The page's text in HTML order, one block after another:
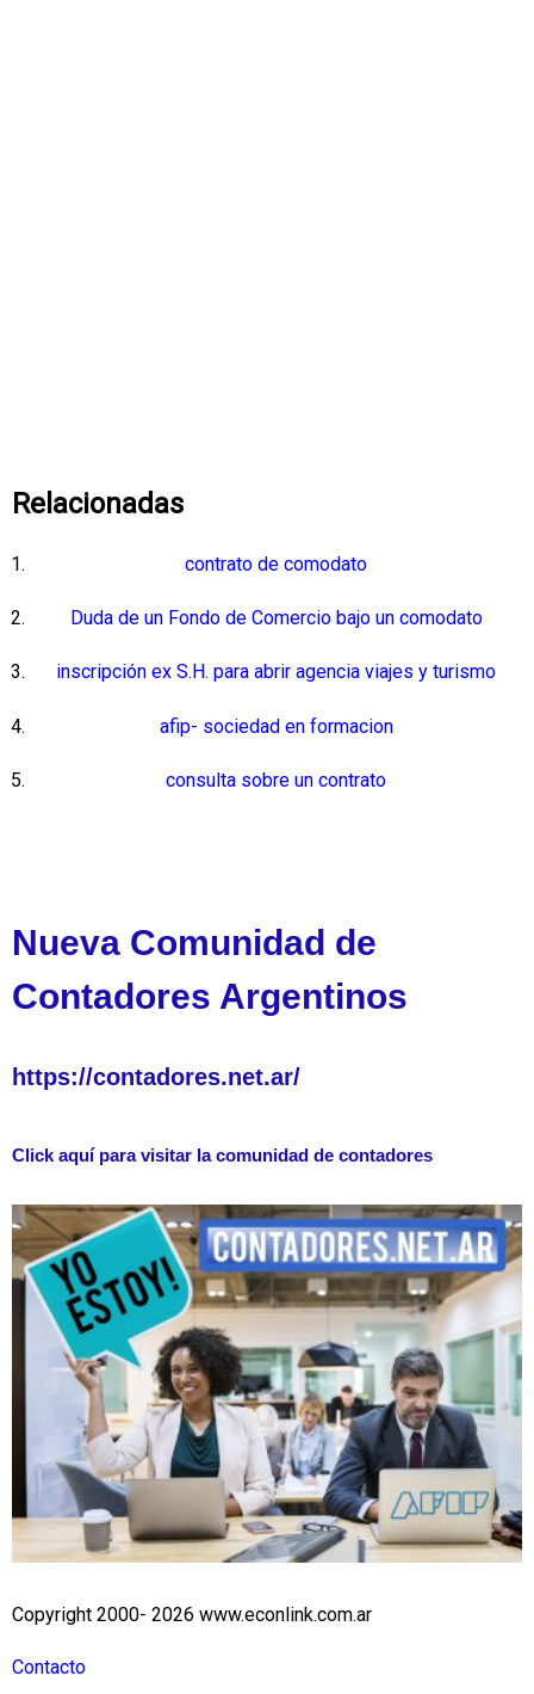
Relacionadas
contrato de comodato
Duda de un Fondo de Comercio bajo un comodato
inscripción ex S.H. para abrir agencia viajes y turismo
afip- sociedad en formacion
consulta sobre un contrato
Nueva Comunidad de
Contadores Argentinos
https://contadores.net.ar/
Click aquí para visitar la comunidad de contadores
Copyright 2000- 2026 www.econlink.com.ar
Contacto